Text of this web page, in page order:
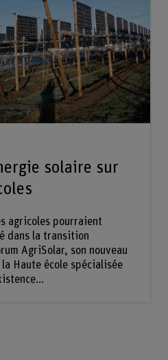
solaire sur
agricoles pourraient
dans la transition
AgriSolar, son nouveau
Haute école spécialisée